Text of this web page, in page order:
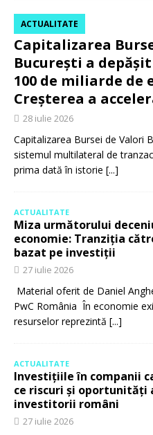
Capitalizarea
București a
100 de miliarde de
Creșterea a
ACTUALITATE
28 iulie 2026
Capitalizarea Bursei de Valori
sistemul multilateral de
prima dată în istorie [...]
ACTUALITATE
Miza următorului
economie: Tranziția
bazat pe investiții
27 iulie 2026
Material oferit de Daniel
PwC România În economie
resurselor reprezintă [...]
ACTUALITATE
Investițiile în companii
ce riscuri și oportunități
investitorii români
27 iulie 2026